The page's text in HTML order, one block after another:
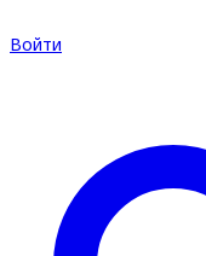
Войти